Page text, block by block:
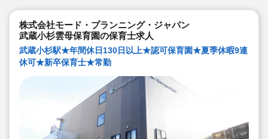
株式会社モード・プランニング・ジャパン
武蔵小杉雲母保育園の保育士求人
武蔵小杉駅★年間休日130日以上★認可保育園★夏季休暇9連
休可★新卒保育士★常勤